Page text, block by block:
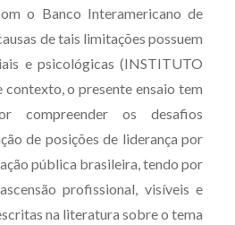
o Banco Interamericano de
de tais limitações possuem
e psicológicas (INSTITUTO
contexto, o presente ensaio tem
compreender os desafios
de posições de liderança por
pública brasileira, tendo por
profissional, visíveis e
na literatura sobre o tema